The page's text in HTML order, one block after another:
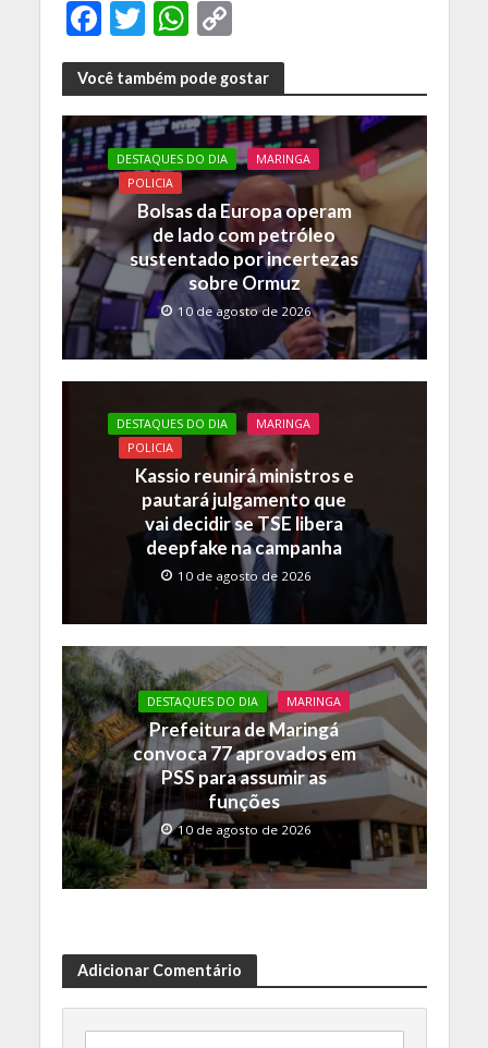
F
ac
e
b
o
o
k
T
w
itt
er
W
h
at
s
A
p
p
C
o
p
y
Li
n
k
Você também pode gostar
DESTAQUES DO DIA
MARINGA
POLICIA
Bolsas da Europa operam
de lado com petróleo
sustentado por incertezas
sobre Ormuz
10 de agosto de 2026
DESTAQUES DO DIA
MARINGA
POLICIA
Kassio reunirá ministros e
pautará julgamento que
vai decidir se TSE libera
deepfake na campanha
10 de agosto de 2026
DESTAQUES DO DIA MARINGA
Prefeitura de Maringá
convoca 77 aprovados em
PSS para assumir as
funções
10 de agosto de 2026
Adicionar Comentário